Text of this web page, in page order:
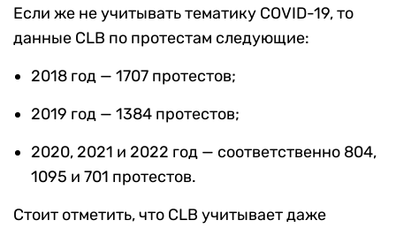
Если же не учитывать тематику COVID-19, то
данные CLB по протестам следующие:
2018 год — 1707 протестов;
2019 год — 1384 протестов;
2020, 2021 и 2022 год — соответственно 804,
1095 и 701 протестов.
Стоит отметить, что CLB учитывает даже